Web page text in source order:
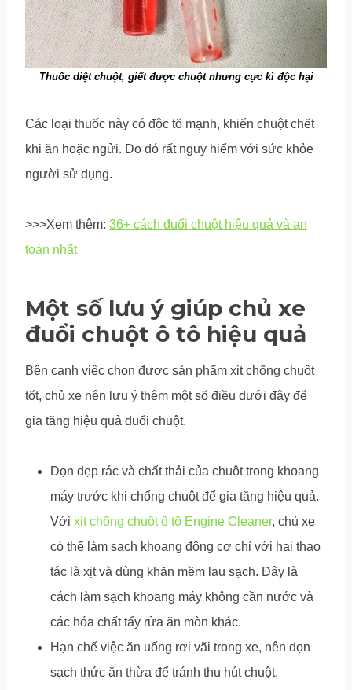
Thuốc diệt chuột, giết được chuột nhưng cực kì độc hại
Các loại thuốc này có độc tố mạnh, khiến chuột chết
khi ăn hoặc ngửi. Do đó rất nguy hiểm với sức khỏe
người sử dụng.
>>>Xem thêm: 36+ cách đuổi chuột hiệu quả và an
toàn nhất
Một số lưu ý giúp chủ xe
đuổi chuột ô tô hiệu quả
Bên cạnh việc chọn được sản phẩm xịt chống chuột
tốt, chủ xe nên lưu ý thêm một số điều dưới đây để
gia tăng hiệu quả đuổi chuột.
Dọn dẹp rác và chất thải của chuột trong khoang
máy trước khi chống chuột để gia tăng hiệu quả.
Với xịt chống chuột ô tô Engine Cleaner, chủ xe
có thể làm sạch khoang động cơ chỉ với hai thao
tác là xịt và dùng khăn mềm lau sạch. Đây là
cách làm sạch khoang máy không cần nước và
các hóa chất tẩy rửa ăn mòn khác.
Hạn chế việc ăn uống rơi vãi trong xe, nên dọn
sạch thức ăn thừa để tránh thu hút chuột.